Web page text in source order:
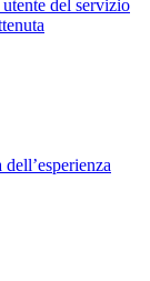
del servizio